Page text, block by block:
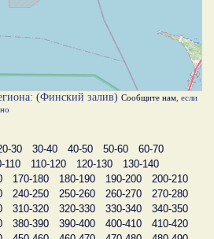
(Финский залив) Сообщите нам , если
30 30-40 40-50 50-60
60-70
110 110-120 120-130
130-140
170-180 180-190 190-200
200-210
240-250 250-260 260-270
270-280
310-320 320-330 330-340
340-350
380-390 390-400 400-410
410-420